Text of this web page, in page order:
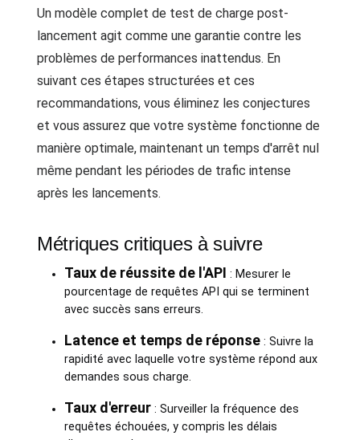
Un modèle complet de test de charge post-
lancement agit comme une garantie contre les
problèmes de performances inattendus. En
suivant ces étapes structurées et ces
recommandations, vous éliminez les conjectures
et vous assurez que votre système fonctionne de
manière optimale, maintenant un temps d'arrêt nul
même pendant les périodes de trafic intense
après les lancements.
Métriques critiques à suivre
Taux de réussite de l'API : Mesurer le
pourcentage de requêtes API qui se terminent
avec succès sans erreurs.
Latence et temps de réponse: Suivre la
rapidité avec laquelle votre système répond aux
demandes sous charge.
Taux d'erreur: Surveiller la fréquence des
requêtes échouées, y compris les délais